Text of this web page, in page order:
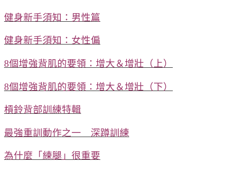
健身新手須知：男性篇
健身新手須知：女性偏
8個增強背肌的要領：增大＆增壯（上）
8個增強背肌的要領：增大＆增壯（下）
槓鈴背部訓練特輯
最強重訓動作之一 深蹲訓練
為什麼「練腿」很重要